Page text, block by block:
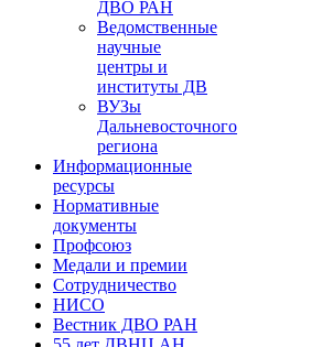
ДВО РАН
Ведомственные
научные
центры и
институты ДВ
ВУЗы
Дальневосточного
региона
Информационные
ресурсы
Нормативные
документы
Профсоюз
Медали и премии
Сотрудничество
НИСО
Вестник ДВО РАН